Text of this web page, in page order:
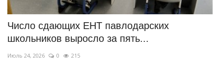
Число сдающих ЕНТ павлодарских
школьников выросло за пять...
Июль 24, 2026 0 215